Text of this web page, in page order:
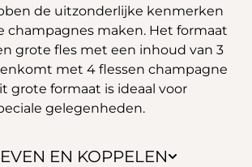
EN KOPPELEN
de uitzonderlijke kenmerken
champagnes maken. Het formaat
grote fles met een inhoud van 3
met 4 flessen champagne
grote formaat is ideaal voor
gelegenheden.